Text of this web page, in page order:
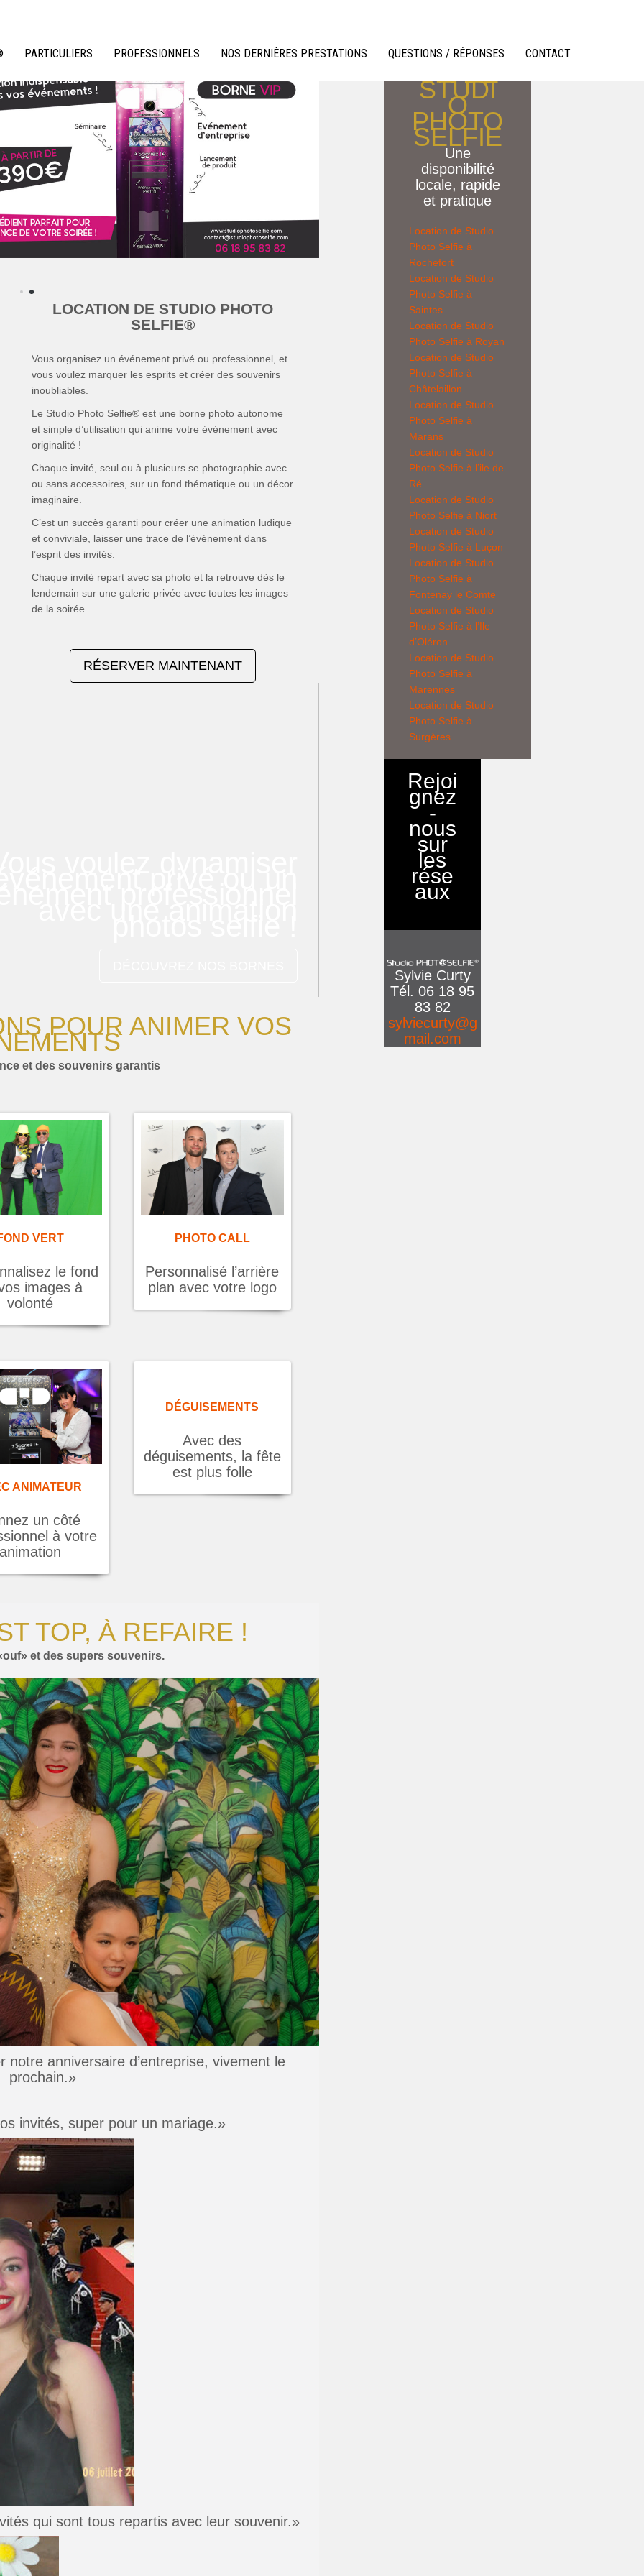
PARTICULIERS PROFESSIONNELS NOS DERNIÈRES PRESTATIONS QUESTIONS / RÉPONSES CONTACT
LOCATION DE STUDIO PHOTO
SELFIE®
Vous organisez un événement privé ou professionnel, et
vous voulez marquer les esprits et créer des souvenirs
inoubliables.
Le Studio Photo Selfie® est une borne photo autonome
et simple d’utilisation qui anime votre événement avec
originalité !
Chaque invité, seul ou à plusieurs se photographie avec
ou sans accessoires, sur un fond thématique ou un décor
imaginaire.
C’est un succès garanti pour créer une animation ludique
et conviviale, laisser une trace de l’événement dans
l’esprit des invités.
Chaque invité repart avec sa photo et la retrouve dès le
lendemain sur une galerie privée avec toutes les images
de la soirée.
RÉSERVER MAINTENANT
POUR ANIMER VOS
et des souvenirs garantis
VERT
le fond
images à
volonté
PHOTO CALL
Personnalisé l’arrière
plan avec votre logo
ANIMATEUR
un côté
à votre
animation
DÉGUISEMENTS
Avec des
déguisements, la fête
est plus folle
TOP, À REFAIRE !
et des supers souvenirs.
notre anniversaire d’entreprise, vivement le
prochain.»
invités, super pour un mariage.»
qui sont tous repartis avec leur souvenir.»
LOCATI
ON DE
STUDI
O
PHOTO
SELFIE
Une
disponibilité
locale, rapide
et pratique
Location de Studio
Photo Selfie à
Rochefort
Location de Studio
Photo Selfie à
Saintes
Location de Studio
Photo Selfie à Royan
Location de Studio
Photo Selfie à
Châtelaillon
Location de Studio
Photo Selfie à
Marans
Location de Studio
Photo Selfie à l’ile de
Ré
Location de Studio
Photo Selfie à Niort
Location de Studio
Photo Selfie à Luçon
Location de Studio
Photo Selfie à
Fontenay le Comte
Location de Studio
Photo Selfie à l’Ile
d’Oléron
Location de Studio
Photo Selfie à
Marennes
Location de Studio
Photo Selfie à
Surgères
Rejoi
gnez
-
nous
sur
les
rése
aux
Sylvie Curty
Tél. 06 18 95
83 82
sylviecurty@g
mail.com